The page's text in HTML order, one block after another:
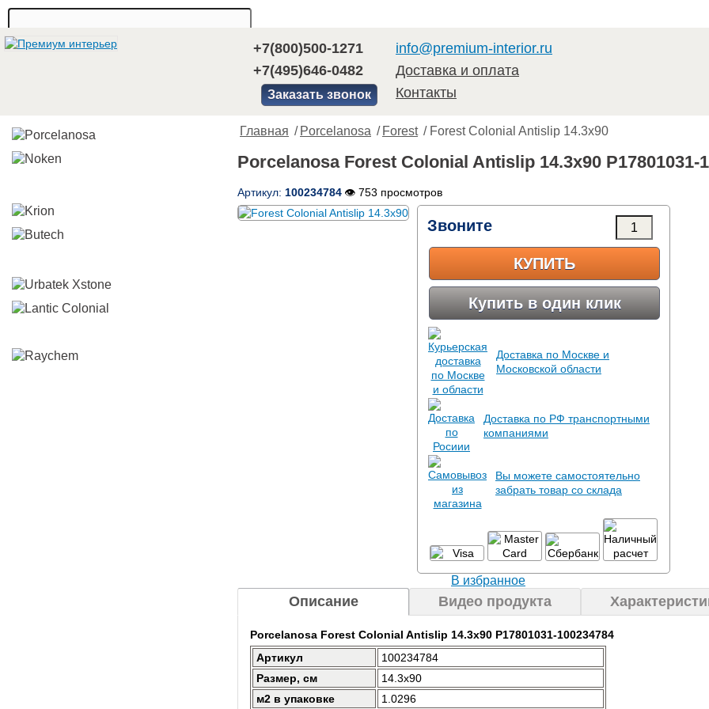
+7(800)500-1271
+7(495)646-0482
Заказать звонок
info@premium-interior.ru
Доставка и оплата
Контакты
Главная / Porcelanosa / Forest / Forest Colonial Antislip 14.3x90
Porcelanosa Forest Colonial Antislip 14.3x90 P17801031-
Артикул: 100234784 👁 753 просмотров
Звоните
КУПИТЬ
Купить в один клик
Доставка по Москве и
Московской области
Доставка по РФ транспортными
компаниями
Вы можете самостоятельно
забрать товар со склада
В избранное
Описание Видео продукта
Porcelanosa Forest Colonial Antislip 14.3x90 P17801031-100234784
Артикул
100234784
Размер, см
14.3x90
м2 в упаковке
1.0296